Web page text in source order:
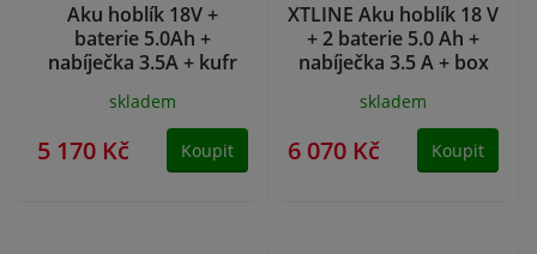
Aku hoblík 18V +
baterie 5.0Ah +
nabíječka 3.5A + kufr
skladem
5 170 Kč Koupit
XTLINE Aku hoblík 18 V
+ 2 baterie 5.0 Ah +
nabíječka 3.5 A + box
skladem
6 070 Kč Koupit